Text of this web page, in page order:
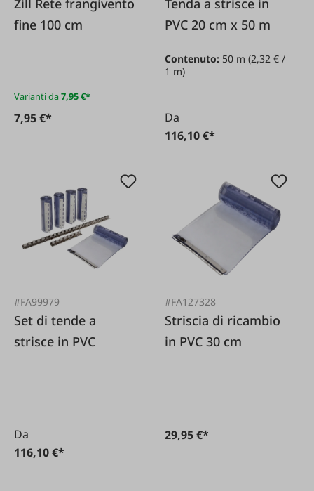
Zill Rete frangivento
fine 100 cm
Varianti da7,95 €*
7,95 €*
Tenda a strisce in
PVC 20 cm x 50 m
Contenuto: 50 m(2,32 € /
1 m)
Da
116,10 €*
#FA99979
Set di tende a
strisce in PVC
Da
116,10 €*
#FA127328
Striscia di ricambio
in PVC 30 cm
29,95 €*